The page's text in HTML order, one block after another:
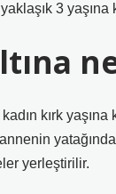
3
kırk yaşına
yerleştirilir.